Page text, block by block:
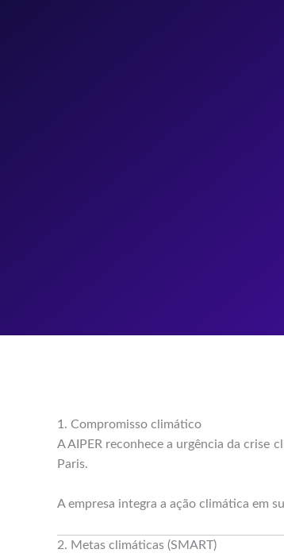
1. Compromisso climático
A AIPER reconhece a urgência da crise
Paris.
A empresa integra a ação climática em
2. Metas climáticas (SMART)